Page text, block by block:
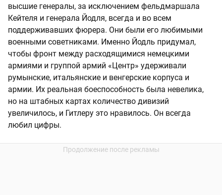
высшие генералы, за исключением фельдмаршала
Кейтеля и генерала Йодля, всегда и во всем
поддерживавших фюрера. Они были его любимыми
военными советниками. Именно Йодль придумал,
чтобы фронт между расходящимися немецкими
армиями и группой армий «Центр» удерживали
румынские, итальянские и венгерские корпуса и
армии. Их реальная боеспособность была невелика,
но на штабных картах количество дивизий
увеличилось, и Гитлеру это нравилось. Он всегда
любил цифры.